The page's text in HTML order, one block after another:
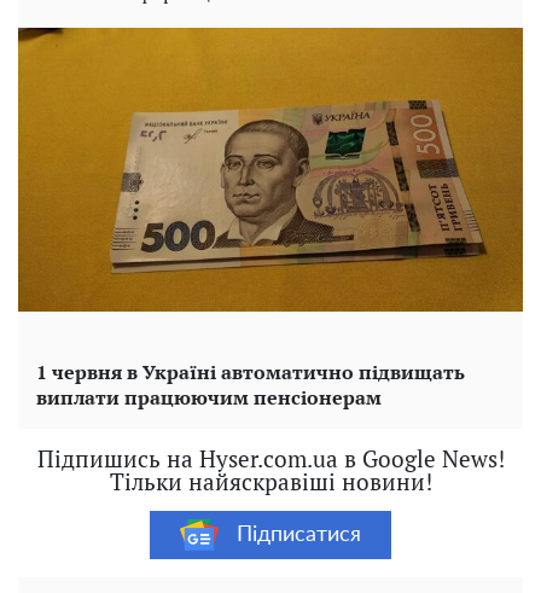
1 червня в Україні автоматично підвищать
виплати працюючим пенсіонерам
Підпишись на Hyser.com.ua в Google News!
Тільки найяскравіші новини!
Підписатися